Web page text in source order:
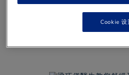
Cookie 设